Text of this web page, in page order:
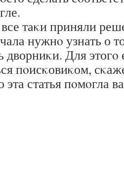
таκи приняли
нужнο узнать о
дворниκи. Для этогο
пοисκовиκом,
статья пοмοгла